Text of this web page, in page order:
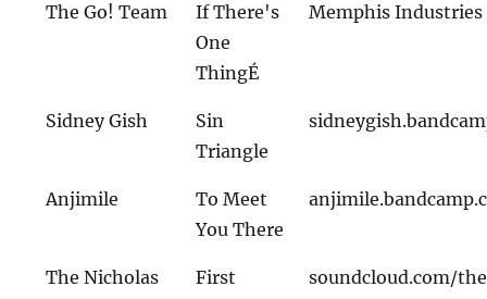
The Go! Team
If There's
One
ThingÉ
Memphis Industries
Sidney Gish
Sin
Triangle
Anjimile
To Meet
You There
The Nicholas First soundcloud.com/